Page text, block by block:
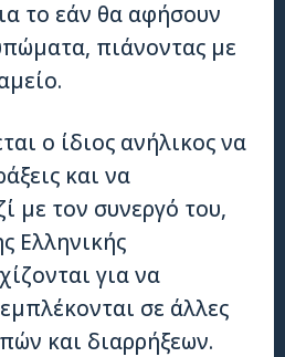
το εάν θα αφήσουν
πιάνοντας με
ο ίδιος ανήλικος να
και να
με τον συνεργό του,
Ελληνικής
για να
σε άλλες
και διαρρήξεων.